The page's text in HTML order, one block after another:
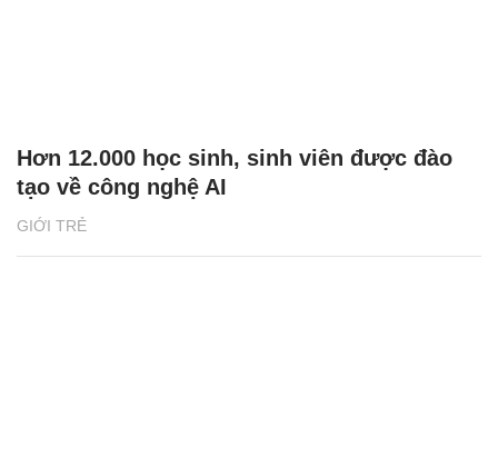
GIỚI TRẺ
Hơn 12.000 học sinh, sinh viên được đào
tạo về công nghệ AI